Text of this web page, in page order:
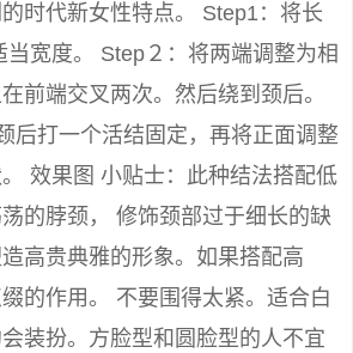
时代新女性特点。 Step1：将长
当宽度。 Step２：将两端调整为相
前端交叉两次。然后绕到颈后。
后打一个活结固定，再将正面调整
效果图 小贴士：此种结法搭配低
的脖颈， 修饰颈部过于细长的缺
高贵典雅的形象。如果搭配高
的作用。 不要围得太紧。适合白
装扮。方脸型和圆脸型的人不宜